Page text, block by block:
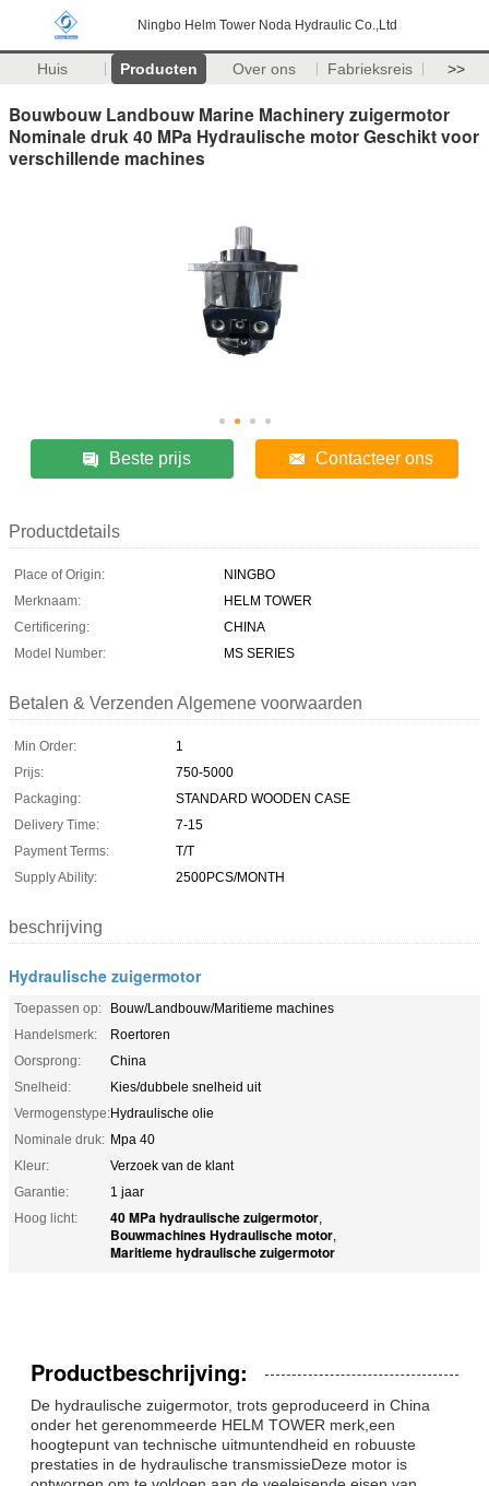
Ningbo Helm Tower Noda Hydraulic Co.,Ltd
Huis Producten Over ons Fabrieksreis >>
Bouwbouw Landbouw Marine Machinery zuigermotor
Nominale druk 40 MPa Hydraulische motor Geschikt voor
verschillende machines
Beste prijs Contacteer ons
Productdetails
Place of Origin:
NINGBO
Merknaam:
HELM TOWER
Certificering:
CHINA
Model Number:
MS SERIES
Betalen & Verzenden Algemene voorwaarden
Min Order:
1
Prijs:
750-5000
Packaging:
STANDARD WOODEN CASE
Delivery Time:
7-15
Payment Terms:
T/T
Supply Ability:
2500PCS/MONTH
beschrijving
Hydraulische zuigermotor
Toepassen op:
Bouw/Landbouw/Maritieme machines
Handelsmerk:
Roertoren
Oorsprong:
China
Snelheid:
Kies/dubbele snelheid uit
Vermogenstype:Hydraulische olie
Nominale druk: Mpa 40
Kleur:
Verzoek van de klant
Garantie:
1 jaar
Hoog licht:
40 MPa hydraulische zuigermotor,
Bouwmachines Hydraulische motor,
Maritieme hydraulische zuigermotor
Productbeschrijving:
De hydraulische zuigermotor, trots geproduceerd in China
onder het gerenommeerde HELM TOWER merk,een
hoogtepunt van technische uitmuntendheid en robuuste
prestaties in de hydraulische transmissieDeze motor is